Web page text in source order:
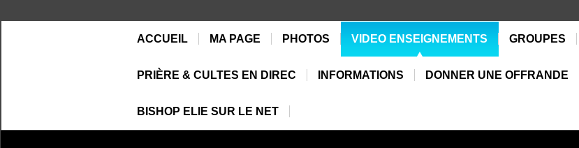
ACCUEIL MA PAGE PHOTOS VIDEO ENSEIGNEMENTS GROUPES
PRIÈRE & CULTES EN DIREC INFORMATIONS DONNER UNE OFFRANDE
BISHOP ELIE SUR LE NET